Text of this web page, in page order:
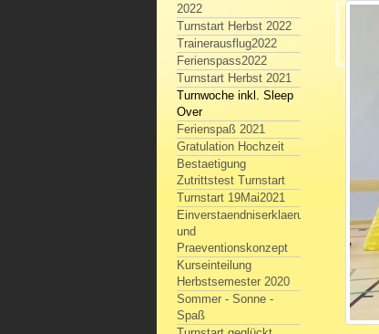
2022
Turnstart Herbst 2022
Trainerausflug2022
Ferienspass2022
Turnstart Herbst 2021
Turnwoche inkl. Sleep
Over
Ferienspaß 2021
Gratulation Hochzeit
Bestaetigung
Zutrittstest Turnstart
Turnstart 19Mai2021
Einverstaendniserklaerung
und
Praeventionskonzept
Kurseinteilung
Herbstsemester 2020
Sommer - Sonne -
Spaß